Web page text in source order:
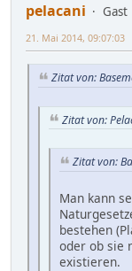
pelacani
Gast
21. Mai 2014, 09:07:03
Zitat von:
Zitat von:
Zitat von:
Man kann
bestehen
oder ob sie
existieren.